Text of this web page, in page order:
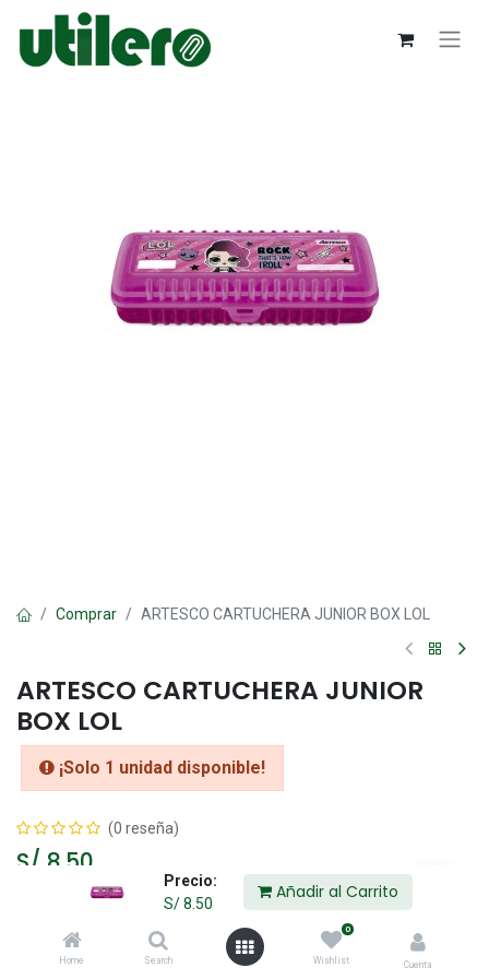
Precio:
S/8.50
Añadir al Carrito
Home Search
0
Wishlist Cuenta
Comprar ARTESCO CARTUCHERA JUNIOR BOX LOL
ARTESCO CARTUCHERA JUNIOR
BOX LOL
¡Solo 1 unidad disponible!
(0 reseña)
S/ 8.50
Añadir al Carrito